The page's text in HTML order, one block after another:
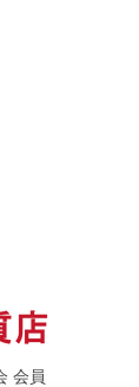
会員